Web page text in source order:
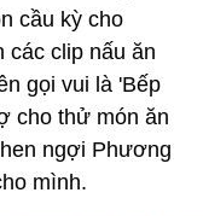
cầu kỳ cho
các clip nấu ăn
gọi vui là 'Bếp
cho thử món ăn
ngợi Phương
mình.